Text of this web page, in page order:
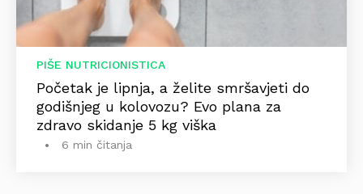
PIŠE NUTRICIONISTICA
Početak je lipnja, a želite smršavjeti do
godišnjeg u kolovozu? Evo plana za
zdravo skidanje 5 kg viška
6 min čitanja